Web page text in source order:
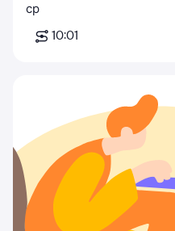
ср
10:01